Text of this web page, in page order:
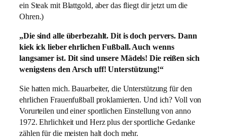
ein Steak mit Blattgold, aber das fliegt dir jetzt um die
Ohren.)
„Die sind alle überbezahlt. Dit is doch pervers. Dann
kiek ick lieber ehrlichen Fußball. Auch wenns
langsamer ist. Dit sind unsere Mädels! Die reißen sich
wenigstens den Arsch uff! Unterstützung!“
Sie hatten mich. Bauarbeiter, die Unterstützung für den
ehrlichen Frauenfußball proklamierten. Und ich? Voll von
Vorurteilen und einer sportlichen Einstellung von anno
1972. Ehrlichkeit und Herz plus der sportliche Gedanke
zählen für die meisten halt doch mehr.